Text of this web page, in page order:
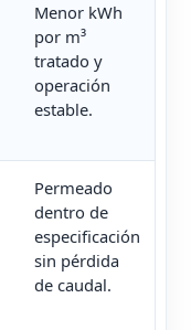
Menor kWh
por m³
tratado y
operación
estable.
Permeado
dentro de
especificación
sin pérdida
de caudal.